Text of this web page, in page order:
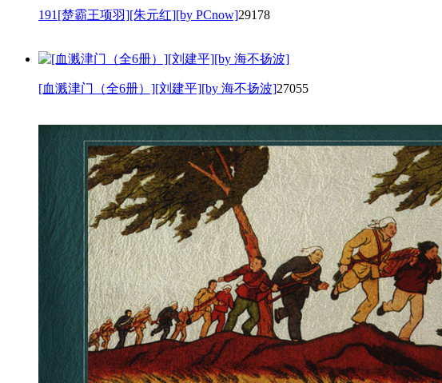
191[楚霸王项羽][朱元红][by PCnow]29178
[血溅津门（全6册）][刘建平][by 海不扬波]27055